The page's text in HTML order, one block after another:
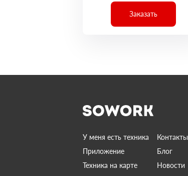
Заказать
У меня есть техника
Контакты
Приложение
Блог
Техника на карте
Новости